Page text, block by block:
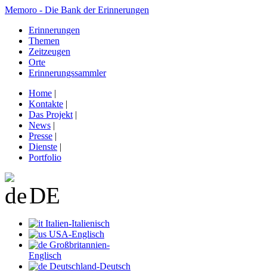
Memoro - Die Bank der Erinnerungen
Erinnerungen
Themen
Zeitzeugen
Orte
Erinnerungssammler
Home |
Kontakte |
Das Projekt |
News |
Presse |
Dienste |
Portfolio
DE
Italien-Italienisch
USA-Englisch
Großbritannien-
Englisch
Deutschland-Deutsch